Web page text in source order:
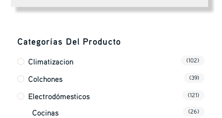
Categorías Del Producto
Climatizacion (102)
Colchones (39)
Electrodómesticos (121)
Cocinas (26)